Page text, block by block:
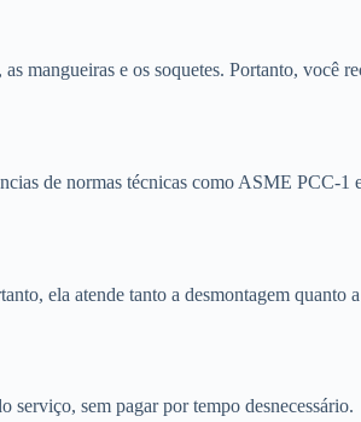
e os soquetes. Portanto, você
de normas técnicas como ASME PCC-
ela atende tanto a desmontagem quanto
sem pagar por tempo desnecessário.